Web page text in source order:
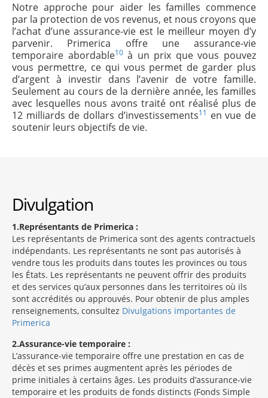
Notre approche pour aider les familles commence
par la protection de vos revenus, et nous croyons que
l’achat d’une assurance-vie est le meilleur moyen d’y
parvenir. Primerica offre une assurance-vie
temporaire abordable10à un prix que vous pouvez
vous permettre, ce qui vous permet de garder plus
d’argent à investir dans l’avenir de votre famille.
Seulement au cours de la dernière année, les familles
avec lesquelles nous avons traité ont réalisé plus de
12 milliards de dollars d’investissements11 en vue de
soutenir leurs objectifs de vie.
Divulgation
1 Représentants de Primerica :
Les représentants de Primerica sont des agents contractuels
indépendants. Les représentants ne sont pas autorisés à
vendre tous les produits dans toutes les provinces ou tous
les États. Les représentants ne peuvent offrir des produits
et des services qu’aux personnes dans les territoires où ils
sont accrédités ou approuvés. Pour obtenir de plus amples
renseignements, consultez Divulgations importantes de
Primerica
2 Assurance-vie temporaire :
L’assurance-vie temporaire offre une prestation en cas de
décès et ses primes augmentent après les périodes de
prime initiales à certains âges. Les produits d’assurance-vie
temporaire et les produits de fonds distincts (Fonds Simple